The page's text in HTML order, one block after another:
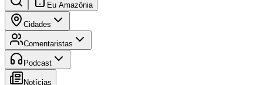
Eu Amazônia
Cidades
Comentaristas
Podcast
Notícias